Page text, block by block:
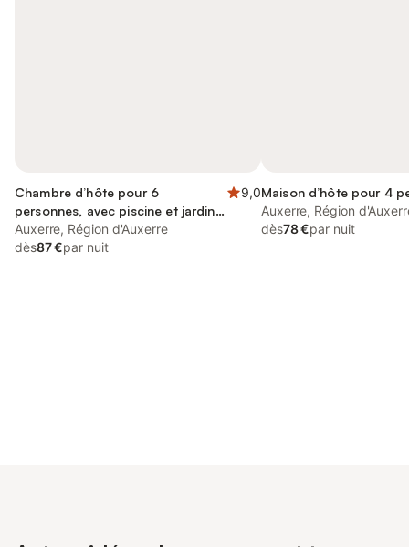
Chambre d’hôte pour 6
personnes, avec piscine et jardin,
animaux acceptés
9,0
Auxerre, Région d'Auxerre
dès87 €par nuit
Maison d’hôte pour 4
Auxerre, Région
dès78 €par nuit